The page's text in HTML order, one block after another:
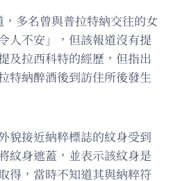
，多名曾與普拉特納交往的女
人不安」，但該報道沒有提
及拉西科特的經歷，但指出
特納醉酒後到訪住所後發生
貌接近納粹標誌的紋身受到
紋身遮蓋，並表示該紋身是
得，當時不知道其與納粹符